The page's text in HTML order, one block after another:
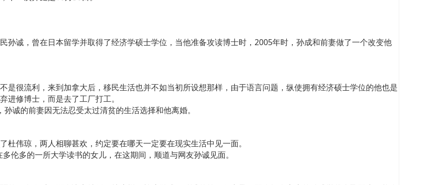
孙诚，曾在日本留学并取得了经济学硕士学位，当他准备攻读博士时，2005年时，孙成和前妻做了一个改变他
是很流利，来到加拿大后，移民生活也并不如当初所设想那样，由于语言问题，纵使拥有经济硕士学位的他也是
进修博士，而是去了工厂打工。
诚的前妻因无法忍受太过清贫的生活选择和他离婚。
杜伟琼，两人相聊甚欢，约定要在哪天一定要在现实生活中见一面。
伦多的一所大学读书的女儿，在这期间，顺道与网友孙诚见面。